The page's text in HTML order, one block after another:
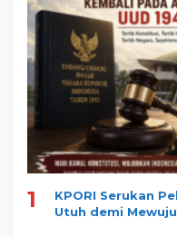
1
KPORI Serukan
Utuh demi